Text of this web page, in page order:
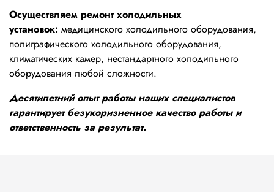
Осуществляем ремонт холодильных
установок: медицинского холодильного оборудования,
полиграфического холодильного оборудования,
климатических камер, нестандартного холодильного
оборудования любой сложности.
Десятилетний опыт работы наших специалистов
гарантирует безукоризненное качество работы и
ответственность за результат.